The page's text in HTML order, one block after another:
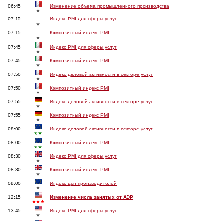
06:45
★
Изменение объема промышленного производства
07:15
★
Индекс PMI для сферы услуг
07:15
★
Композитный индекс PMI
07:45
★
Индекс PMI для сферы услуг
07:45
★
Композитный индекс PMI
07:50
★
Индекс деловой активности в секторе услуг
07:50
★
Композитный индекс PMI
07:55
★
Индекс деловой активности в секторе услуг
07:55
★
Композитный индекс PMI
08:00
★★
Индекс деловой активности в секторе услуг
08:00
★★
Композитный индекс PMI
08:30
★
Индекс PMI для сферы услуг
08:30
★
Композитный индекс PMI
09:00
★
Индекс цен производителей
12:15
★★★
Изменение числа занятых от ADP
13:45
★
Индекс PMI для сферы услуг